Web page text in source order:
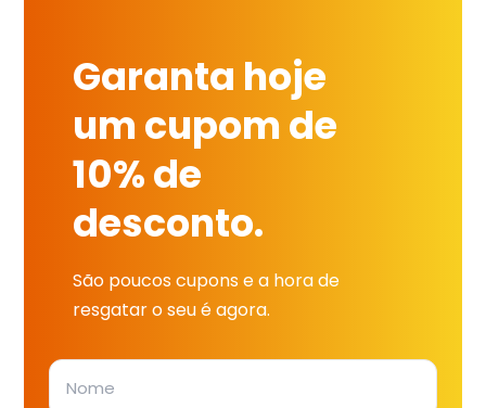
Garanta hoje
um cupom de
10% de
desconto.
São poucos cupons e a hora de
resgatar o seu é agora.